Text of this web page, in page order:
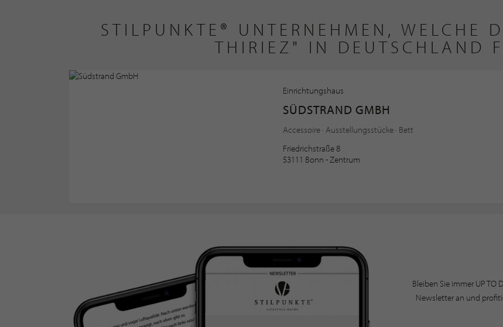
STILPUNKTE® UNTERNEHMEN, WELCHE
THIRIEZ" IN DEUTSCHLAND
Einrichtungshaus
SÜDSTRAND GMBH
Accessoire · Ausstellungsstücke · Bett
Friedrichstraße 8
53111 Bonn - Zentrum
Bleiben Sie immer UP TO
Newsletter an und